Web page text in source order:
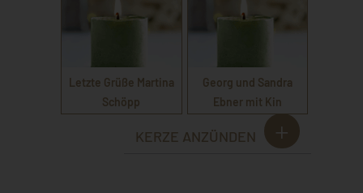
Letzte Grüße Martina
Schöpp
Georg und Sandra
Ebner mit Kin
KERZE ANZÜNDEN